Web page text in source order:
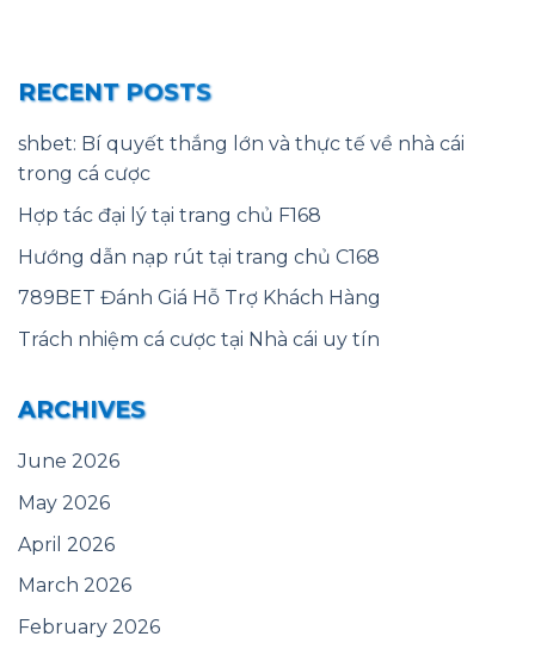
RECENT POSTS
shbet: Bí quyết thắng lớn và thực tế về nhà cái
trong cá cược
Hợp tác đại lý tại trang chủ F168
Hướng dẫn nạp rút tại trang chủ C168
789BET Đánh Giá Hỗ Trợ Khách Hàng
Trách nhiệm cá cược tại Nhà cái uy tín
ARCHIVES
June 2026
May 2026
April 2026
March 2026
February 2026